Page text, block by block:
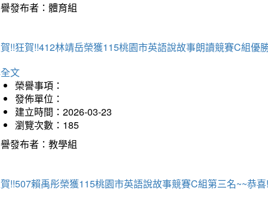
發布者：體育組
!!狂賀!!412林靖岳榮獲115桃園市英語說故事朗讀競賽C組優
文
榮譽事項：
發佈單位：
建立時間：2026-03-23
瀏覽次數：185
發布者：教學組
!!507賴禹彤榮獲115桃園市英語說故事競賽C組第三名~~恭喜